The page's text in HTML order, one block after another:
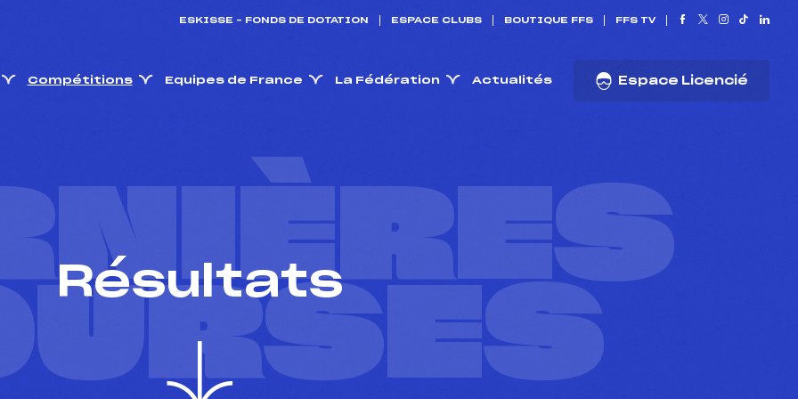
ESKISSE – FONDS DE DOTATION ESPACE CLUBS BOUTIQUE FFS FFS TV
Compétitions Equipes de France La Fédération Actualités Espace Licencié
Résultats